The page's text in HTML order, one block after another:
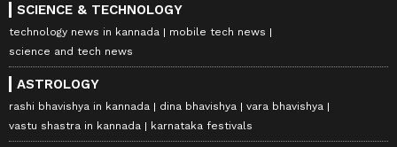
SCIENCE & TECHNOLOGY
technology news in kannada
mobile tech news
science and tech news
ASTROLOGY
rashi bhavishya in kannada dina bhavishya
vara bhavishya
vastu shastra in kannada
karnataka festivals